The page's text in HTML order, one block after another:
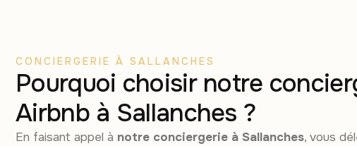
CONCIERGERIE À SALLANCHES
Pourquoi choisir notre
Airbnb à Sallanches ?
En faisant appel à notre conciergerie à Sallanches, vous